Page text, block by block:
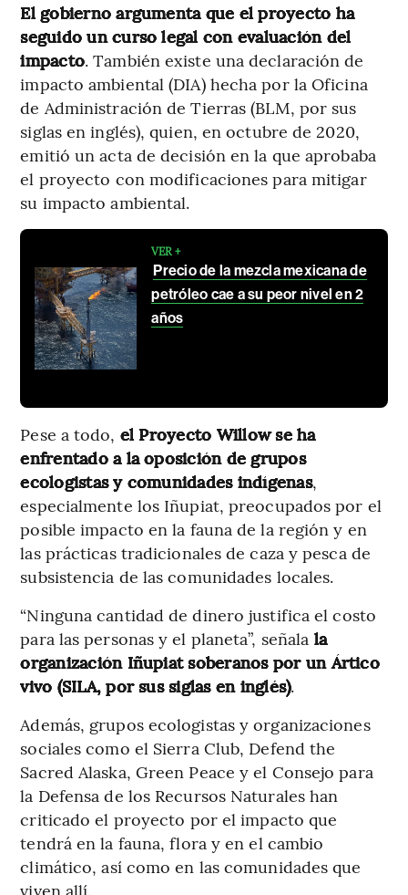
El gobierno argumenta que el proyecto ha
seguido un curso legal con evaluación del
impacto. También existe una declaración de
impacto ambiental (DIA) hecha por la Oficina
de Administración de Tierras (BLM, por sus
siglas en inglés), quien, en octubre de 2020,
emitió un acta de decisión en la que aprobaba
el proyecto con modificaciones para mitigar
su impacto ambiental.
VER +
Precio de la mezcla mexicana de
petróleo cae a su peor nivel en 2
años
Pese a todo, el Proyecto Willow se ha
enfrentado a la oposición de grupos
ecologistas y comunidades indígenas,
especialmente los Iñupiat, preocupados por el
posible impacto en la fauna de la región y en
las prácticas tradicionales de caza y pesca de
subsistencia de las comunidades locales.
“Ninguna cantidad de dinero justifica el costo
para las personas y el planeta”, señala la
organización Iñupiat soberanos por un Ártico
vivo (SILA, por sus siglas en inglés).
Además, grupos ecologistas y organizaciones
sociales como el Sierra Club, Defend the
Sacred Alaska, Green Peace y el Consejo para
la Defensa de los Recursos Naturales han
criticado el proyecto por el impacto que
tendrá en la fauna, flora y en el cambio
climático, así como en las comunidades que
viven allí.